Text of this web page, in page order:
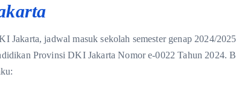
Jakarta, jadwal masuk sekolah semester genap 2024/
Provinsi DKI Jakarta Nomor e-0022 Tahun 2024.